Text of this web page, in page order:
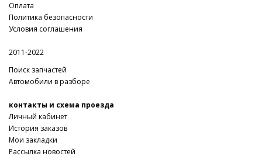
Оплата
Политика безопасности
Условия соглашения
2011-2022
Поиск запчастей
Автомобили в разборе
контакты и схема проезда
Личный кабинет
История заказов
Мои закладки
Рассылка новостей